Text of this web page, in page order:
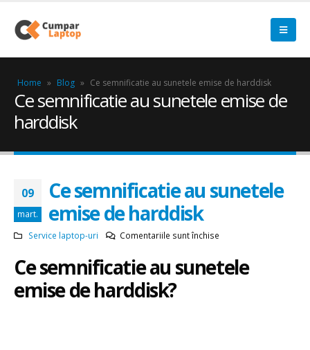
Home » Blog » Ce semnificatie au sunetele emise de harddisk
Ce semnificatie au sunetele emise de
harddisk
09
mart.
Ce semnificatie au sunetele
emise de harddisk
Service laptop-uri Comentariile sunt închise
semnificatie
au
Ce semnificatie au sunetele
emise de harddisk?